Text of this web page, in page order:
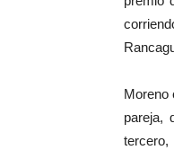
Moreno
pareja,
tercero,